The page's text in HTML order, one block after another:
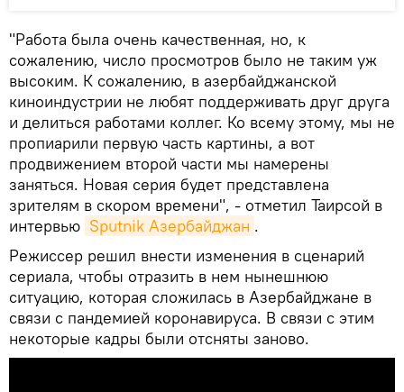
"Работа была очень качественная, но, к
сожалению, число просмотров было не таким уж
высоким. К сожалению, в азербайджанской
киноиндустрии не любят поддерживать друг друга
и делиться работами коллег. Ко всему этому, мы не
пропиарили первую часть картины, а вот
продвижением второй части мы намерены
заняться. Новая серия будет представлена
зрителям в скором времени", - отметил Таирсой в
интервью Sputnik Азербайджан .
Режиссер решил внести изменения в сценарий
сериала, чтобы отразить в нем нынешнюю
ситуацию, которая сложилась в Азербайджане в
связи с пандемией коронавируса. В связи с этим
некоторые кадры были отсняты заново.